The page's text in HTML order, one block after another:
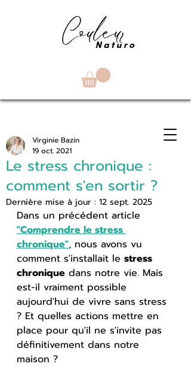
Le stress chronique :
comment s'en sortir ?
Virginie Bazin
19 oct. 2021
Dernière mise à jour : 12 sept. 2025
Dans un précédent article
"Comprendre le stress
chronique", nous avons vu
comment s'installait le stress
chronique dans notre vie. Mais
est-il vraiment possible
aujourd'hui de vivre sans stress
? Et quelles actions mettre en
place pour qu'il ne s'invite pas
définitivement dans notre
maison ?